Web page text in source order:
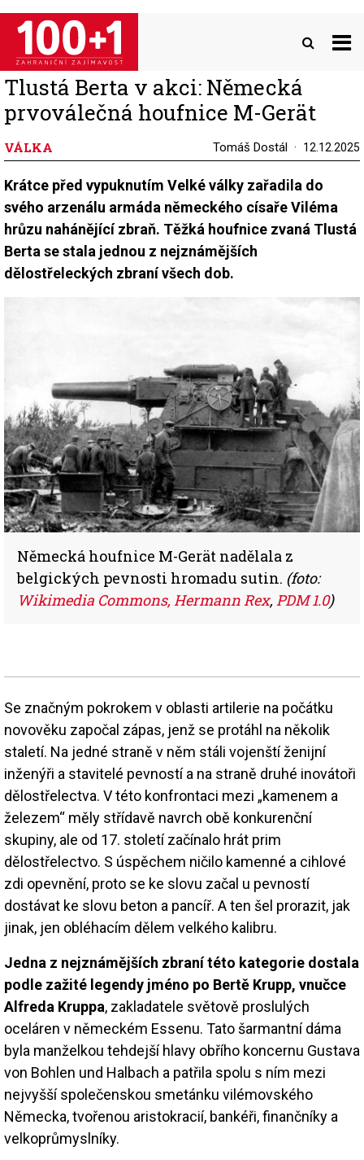
Přejít
hlavnímu
obsahu
Tlustá Berta v akci: Německá
prvoválečná houfnice M-Gerät
VÁLKA Tomáš Dostál 12.12.2025
Krátce před vypuknutím Velké války zařadila do
svého arzenálu armáda německého císaře Viléma
hrůzu nahánějící zbraň. Těžká houfnice zvaná Tlustá
Berta se stala jednou z nejznámějších
dělostřeleckých zbraní všech dob.
Německá houfnice M-Gerät nadělala z
belgických pevnosti hromadu sutin. (foto:
Wikimedia Commons, Hermann Rex, PDM 1.0)
Se značným pokrokem v oblasti artilerie na počátku
novověku započal zápas, jenž se protáhl na několik
staletí. Na jedné straně v něm stáli vojenští ženijní
inženýři a stavitelé pevností a na straně druhé inovátoři
dělostřelectva. V této konfrontaci mezi „kamenem a
železem“ měly střídavě navrch obě konkurenční
skupiny, ale od 17. století začínalo hrát prim
dělostřelectvo. S úspěchem ničilo kamenné a cihlové
zdi opevnění, proto se ke slovu začal u pevností
dostávat ke slovu beton a pancíř. A ten šel prorazit, jak
jinak, jen obléhacím dělem velkého kalibru.
Jedna z nejznámějších zbraní této kategorie dostala
podle zažité legendy jméno po Bertě Krupp, vnučce
Alfreda Kruppa, zakladatele světově proslulých
oceláren v německém Essenu. Tato šarmantní dáma
byla manželkou tehdejší hlavy obřího koncernu Gustava
von Bohlen und Halbach a patřila spolu s ním mezi
nejvyšší společenskou smetánku vilémovského
Německa, tvořenou aristokracií, bankéři, finančníky a
velkoprůmyslníky.